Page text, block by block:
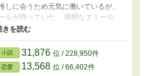
しに会うため元気に働いているが、
ルが待っていた。 病弱なエミール
てくるが、時折怪しげな品も混じっ
なっていくのに、止めることができ
は膨らむばかり。けれどおかげで
けで気付くようになってしまっ
小説 31,876 位 / 228,950件
恋愛 13,568 位 / 66,402件